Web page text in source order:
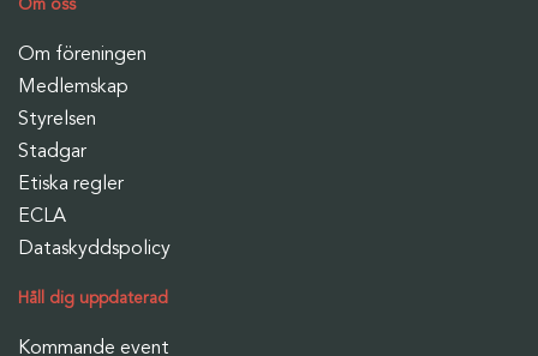
Om oss
Om föreningen
Medlemskap
Styrelsen
Stadgar
Etiska regler
ECLA
Dataskyddspolicy
Håll dig uppdaterad
Kommande event